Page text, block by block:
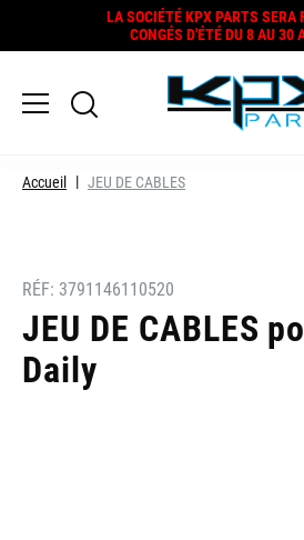
LA SOCIÉTÉ KPX PARTS SERA
CONGÉS D'ÉTÉ DU 8 AU 30
Accueil JEU DE CABLES
RÉF: 3791146110520
JEU DE CABLES
Daily